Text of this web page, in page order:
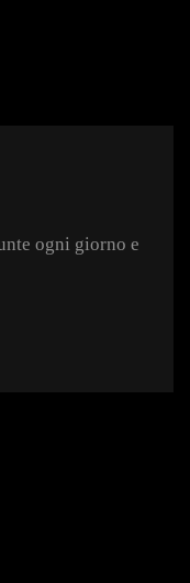
ogni giorno e